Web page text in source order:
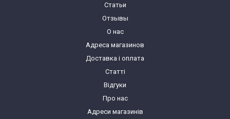
Статьи
Отзывы
О нас
Адреса магазинов
Доставка і оплата
Статті
Відгуки
Про нас
Адреси магазинів